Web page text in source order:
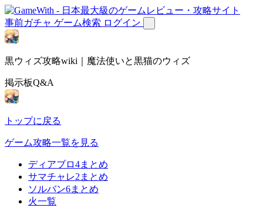
事前ガチャ ゲーム検索 ログイン
黒ウィズ攻略wiki｜魔法使いと黒猫のウィズ
掲示板Q&A
トップに戻る
ゲーム攻略一覧を見る
ディアブロ4まとめ
サマチャレ2まとめ
ソルバン6まとめ
火一覧